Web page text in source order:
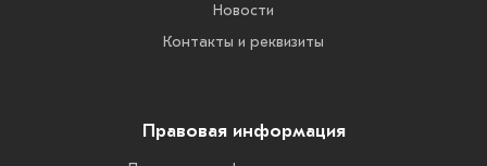
Новости
Контакты и реквизиты
Правовая информация